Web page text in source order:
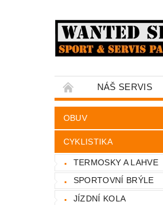
NÁŠ SERVIS
OBUV
CYKLISTIKA
TERMOSKY A LAHVE
SPORTOVNÍ BRÝLE
JÍZDNÍ KOLA